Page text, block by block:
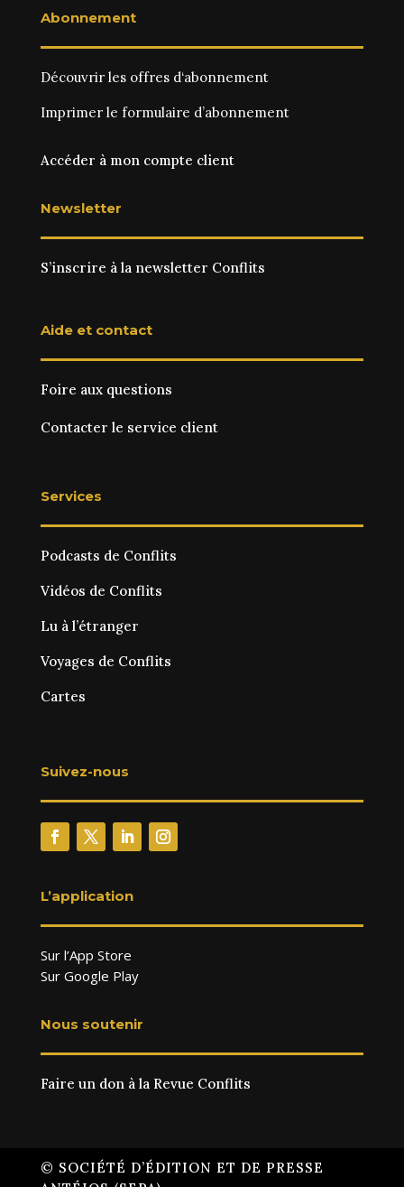
Abonnement
Découvrir les offres d‘abonnement
Imprimer le formulaire d’abonnement
Accéder à mon compte client
Newsletter
S’inscrire à la newsletter Conflits
Aide et contact
Foire aux questions
Contacter le service client
Services
Podcasts de Conflits
Vidéos de Conflits
Lu à l’étranger
Voyages de Conflits
Cartes
Suivez-nous
L’application
Sur l’App Store
Sur Google Play
Nous soutenir
Faire un don à la Revue Conflits
© SOCIÉTÉ D’ÉDITION ET DE PRESSE